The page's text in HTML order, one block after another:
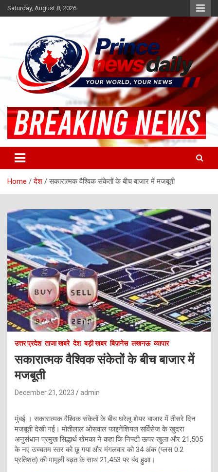
Skip
to
Saturday, August 8, 2026
Princenews Daily
Home देश सकारात्मक वैश्विक संकेतों के बीच बाजार में मजबूती
उत्तर प्रदेश ताजा खबरे देश बड़ी खबर बिज़नेस लखनऊ व्यापार
सकारात्मक वैश्विक संकेतों के बीच बाजार में
मजबूती
December 21, 2023 admin
मुंबई । सकारात्मक वैश्विक संकेतों के बीच घरेलू शेयर बाजार में तीसरे दिन
मजबूती देखी गई। मोतीलाल ओसवाल फाइनेंशियल सर्विसेज के खुदरा
अनुसंधान प्रमुख सिद्धार्थ खेमका ने कहा कि निफ्टी ऊपर खुला और 21,505
के नए उच्चतम स्तर को छू गया और मंगलवार को 34 अंक (प्लस 0.2
प्रतिशत) की मामूली बढ़त के साथ 21,453 पर बंद हुआ।